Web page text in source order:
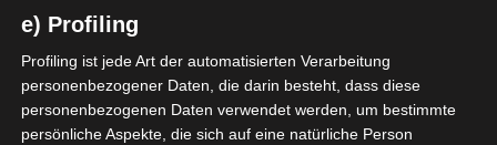
e) Profiling
Profiling ist jede Art der automatisierten Verarbeitung
personenbezogener Daten, die darin besteht, dass diese
personenbezogenen Daten verwendet werden, um bestimmte
persönliche Aspekte, die sich auf eine natürliche Person